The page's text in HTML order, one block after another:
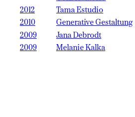
2012 Tama Estudio
2010
Generative Gestaltung
2009
Jana Debrodt
2009
Melanie Kalka